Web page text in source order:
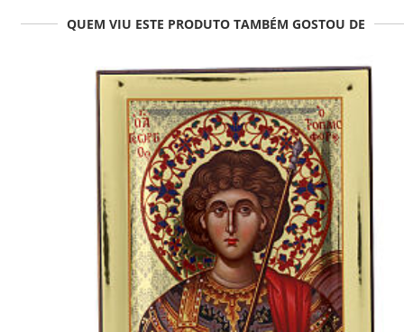
QUEM VIU ESTE PRODUTO TAMBÉM GOSTOU DE